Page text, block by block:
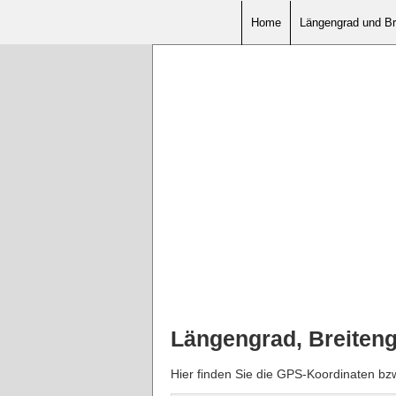
Home Längengrad und
Längengrad,
Hier finden Sie die GPS-Koordinaten